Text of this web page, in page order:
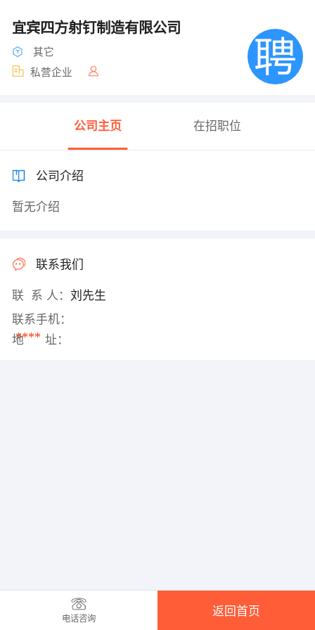
宜宾四方射钉制造有限公司
其它
私营企业
公司主页 在招职位
公司介绍
暂无介绍
联系我们
联 系 人： 刘先生
联系手机：
****
地 址：
电话咨询
返回首页